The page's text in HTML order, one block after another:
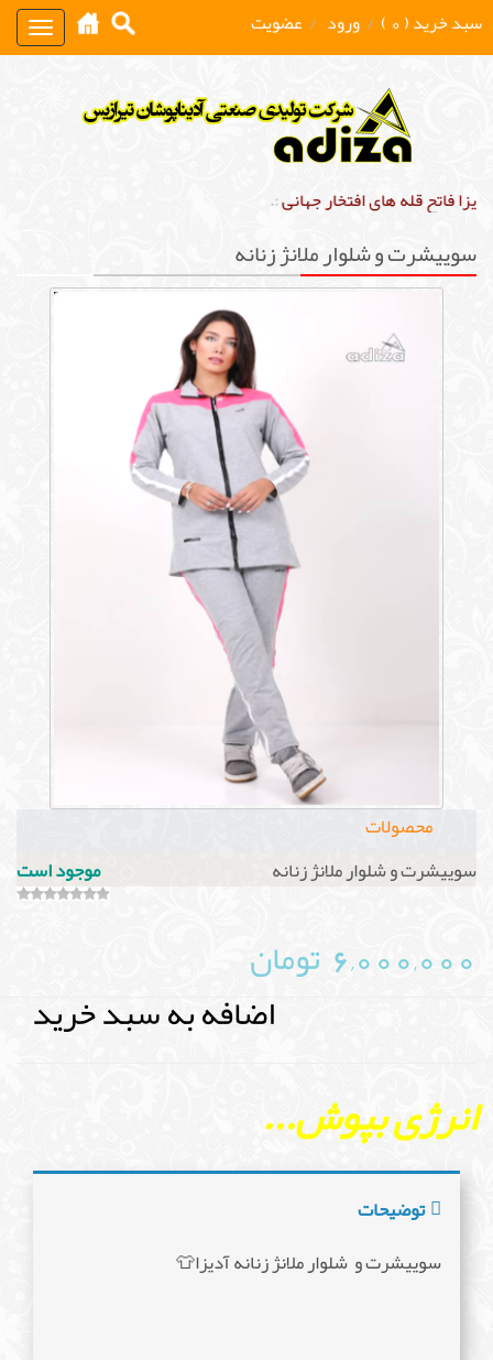
سبد خرید ( 0 ) / ورود / عضویت
فاتح قله های افتخار جهانی:.
سوییشرت و شلوار ملانژ زنانه
محصولات
سوییشرت و شلوار ملانژ زنانه
موجود است
اضافه به سبد خرید
انرژی بپوش...
توضیحات
سوییشرت و شلوار ملانژ زنانه آدیزا👕